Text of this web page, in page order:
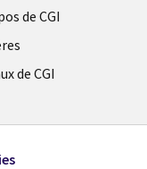
de CGI
de CGI